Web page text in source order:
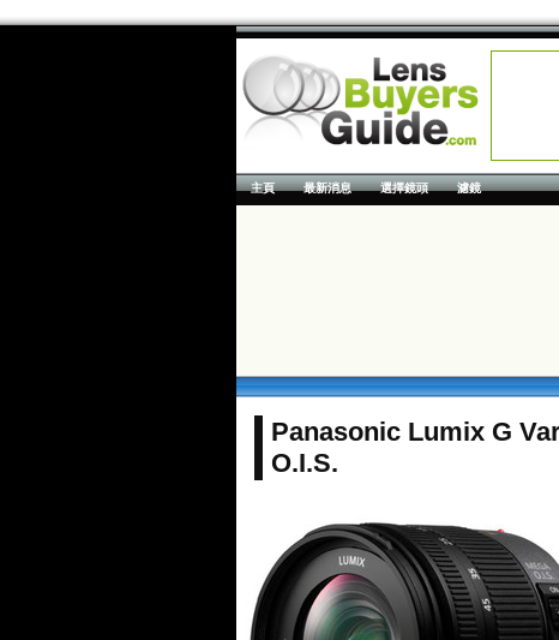
主頁 最新消息 選擇鏡頭 濾鏡
Panasonic Lumix G
O.I.S.